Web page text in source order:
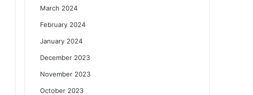
March 2024
February 2024
January 2024
December 2023
November 2023
October 2023